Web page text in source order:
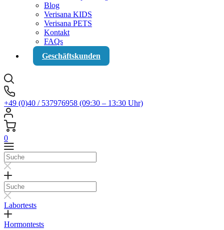
Blog
Verisana KIDS
Verisana PETS
Kontakt
FAQs
Geschäftskunden
+49 (0)40 / 537976958 (09:30 – 13:30 Uhr)
0
Suche
Suche
Labortests
Hormontests